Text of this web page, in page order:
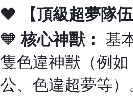
🖤
【頂級超夢隊
🧡核心神獸： 基
隻色違神獸（例
公、色違超夢等